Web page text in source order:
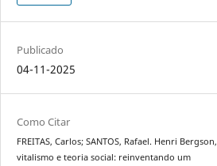
Publicado
04-11-2025
Como Citar
FREITAS, Carlos; SANTOS, Rafael. Henri Bergson,
vitalismo e teoria social: reinventando um